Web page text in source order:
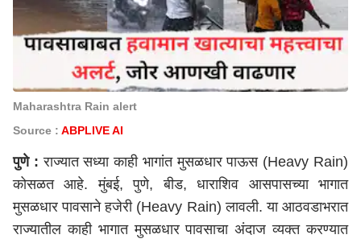
Maharashtra Rain alert
Source : ABPLIVE AI
पुणे : राज्यात सध्या काही भागांत मुसळधार पाऊस (Heavy Rain)
कोसळत आहे.मुंबई,पुणे,बीड,धाराशिव आसपासच्या भागात
मुसळधार पावसाने हजेरी (Heavy Rain) लावली. या आठवडाभरात
राज्यातील काही भागात मुसळधार पावसाचा अंदाज व्यक्त करण्यात